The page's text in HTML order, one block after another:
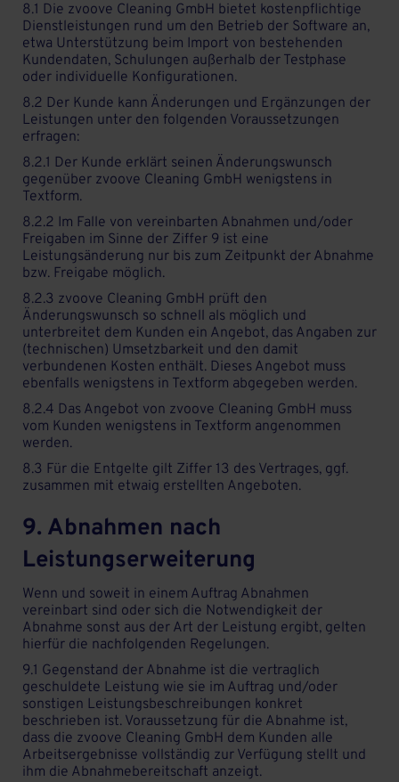
8.1 Die zvoove Cleaning GmbH bietet kostenpflichtige
Dienstleistungen rund um den Betrieb der Software an,
etwa Unterstützung beim Import von bestehenden
Kundendaten, Schulungen außerhalb der Testphase
oder individuelle Konfigurationen.
8.2 Der Kunde kann Änderungen und Ergänzungen der
Leistungen unter den folgenden Voraussetzungen
erfragen:
8.2.1 Der Kunde erklärt seinen Änderungswunsch
gegenüber zvoove Cleaning GmbH wenigstens in
Textform.
8.2.2 Im Falle von vereinbarten Abnahmen und/oder
Freigaben im Sinne der Ziffer 9 ist eine
Leistungsänderung nur bis zum Zeitpunkt der Abnahme
bzw. Freigabe möglich.
8.2.3 zvoove Cleaning GmbH prüft den
Änderungswunsch so schnell als möglich und
unterbreitet dem Kunden ein Angebot, das Angaben zur
(technischen) Umsetzbarkeit und den damit
verbundenen Kosten enthält. Dieses Angebot muss
ebenfalls wenigstens in Textform abgegeben werden.
8.2.4 Das Angebot von zvoove Cleaning GmbH muss
vom Kunden wenigstens in Textform angenommen
werden.
8.3 Für die Entgelte gilt Ziffer 13 des Vertrages, ggf.
zusammen mit etwaig erstellten Angeboten.
9. Abnahmen nach
Leistungserweiterung
Wenn und soweit in einem Auftrag Abnahmen
vereinbart sind oder sich die Notwendigkeit der
Abnahme sonst aus der Art der Leistung ergibt, gelten
hierfür die nachfolgenden Regelungen.
9.1 Gegenstand der Abnahme ist die vertraglich
geschuldete Leistung wie sie im Auftrag und/oder
sonstigen Leistungsbeschreibungen konkret
beschrieben ist. Voraussetzung für die Abnahme ist,
dass die zvoove Cleaning GmbH dem Kunden alle
Arbeitsergebnisse vollständig zur Verfügung stellt und
ihm die Abnahmebereitschaft anzeigt.